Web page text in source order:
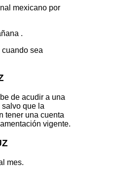
mexicano por
.
sea
de acudir a una
que la
tener una cuenta
vigente.
mes.